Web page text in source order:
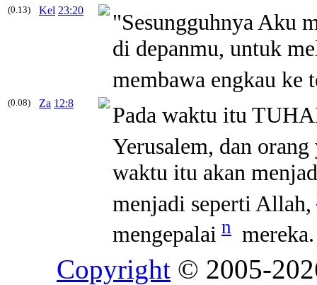
(0.13) Kel 23:20
"Sesungguhnya Aku
di depanmu, untuk
membawa engkau ke
(0.08) Za 12:8
Pada waktu itu
Yerusalem, dan
waktu itu akan
menjadi seperti Allah,
mengepalai n mereka.
Copyright © 2005-